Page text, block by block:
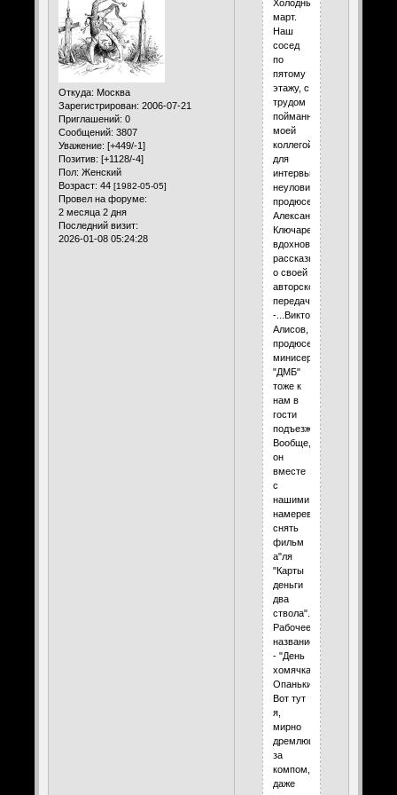
Откуда: Москва
Зарегистрирован: 2006-07-21
Приглашений: 0
Сообщений: 3807
Уважение: [+449/-1]
Позитив: [+1128/-4]
Пол: Женский
Возраст: 44 [1982-05-05]
Провел на форуме:
2 месяца 2 дня
Последний визит:
2026-01-08 05:24:28
Холодный
март.
Наш
сосед
по
пятому
этажу, с
трудом
пойманный
моей
коллегой
для
интервью,
неуловимый
продюсер
Александр
Ключарев,
вдохновенно
рассказывал
о своей
авторской
передаче:
-...Виктор
Алисов,
продюсер
минисериала
"ДМБ"
тоже к
нам в
гости
подъезжал...
Вообще,
он
вместе
с
нашими
намеревается
снять
фильм
а"ля
"Карты
деньги
два
ствола".
Рабочее
название
- "День
хомячка"...
Опаньки!
Вот тут
я,
мирно
дремлющая
за
компом,
даже